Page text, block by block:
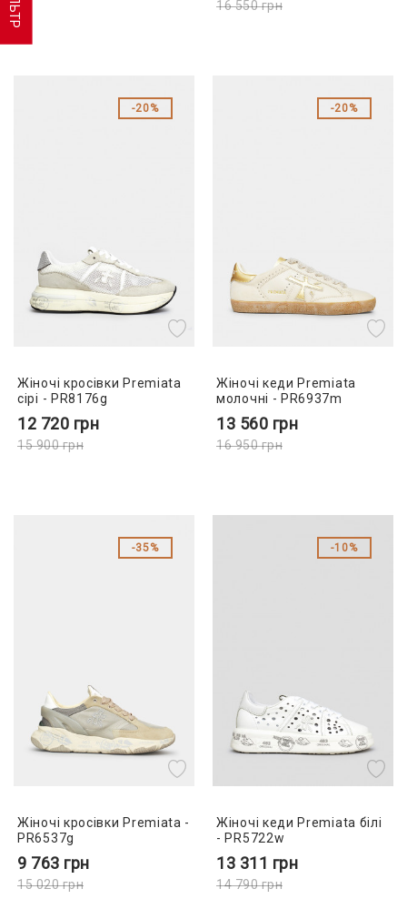
16 550грн
20%
Жіночі кросівки Premiata
сірі - PR8176g
12 720 грн
15 900грн
20%
Жіночі кеди Premiata
молочні - PR6937m
13 560 грн
16 950грн
35%
Жіночі кросівки Premiata -
PR6537g
9 763 грн
15 020грн
10%
Жіночі кеди Premiata білі
- PR5722w
13 311 грн
14 790грн